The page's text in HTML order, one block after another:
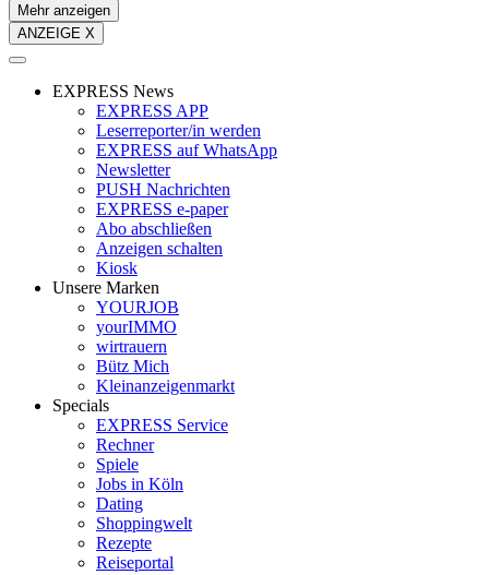
Mehr anzeigen
ANZEIGE X
EXPRESS News
EXPRESS APP
Leserreporter/in werden
EXPRESS auf WhatsApp
Newsletter
PUSH Nachrichten
EXPRESS e-paper
Abo abschließen
Anzeigen schalten
Kiosk
Unsere Marken
YOURJOB
yourIMMO
wirtrauern
Bütz Mich
Kleinanzeigenmarkt
Specials
EXPRESS Service
Rechner
Spiele
Jobs in Köln
Dating
Shoppingwelt
Rezepte
Reiseportal